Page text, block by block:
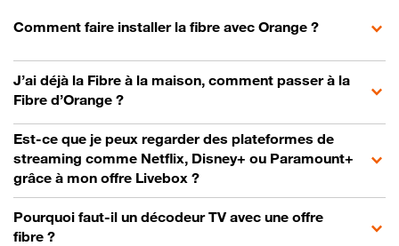
Comment faire installer la fibre avec Orange ?
J’ai déjà la Fibre à la maison, comment passer à la
Fibre d’Orange ?
Est-ce que je peux regarder des plateformes de
streaming comme Netflix, Disney+ ou Paramount+
grâce à mon offre Livebox ?
Pourquoi faut-il un décodeur TV avec une offre
fibre ?